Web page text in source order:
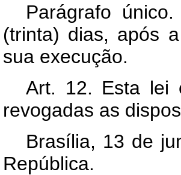
Parágrafo
(trinta) dias, após
sua execução.
Art. 12. Esta lei
revogadas as
Brasília, 13 de
República.